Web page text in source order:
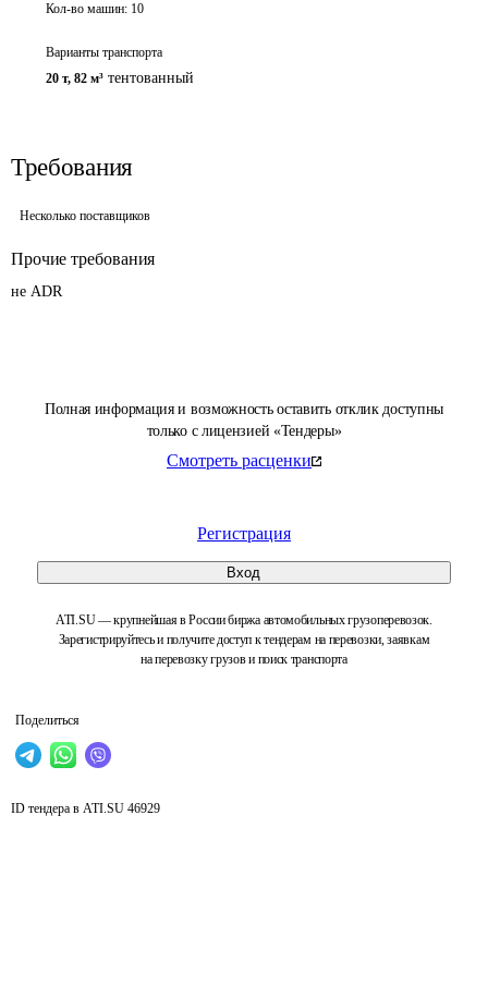
Полная информация и возможность оставить отклик доступны
только с лицензией «Тендеры»
Смотреть расценки
Регистрация
Вход
ATI.SU — крупнейшая в России биржа автомобильных грузоперевозок.
Зарегистрируйтесь и получите доступ к тендерам на перевозки, заявкам
на перевозку грузов и поиск транспорта
Поделиться
Кол-во машин: 10
Варианты транспорта
20 т, 82 м³ тентованный
Требования
Несколько поставщиков
Прочие требования
не ADR
ID тендера в ATI.SU 46929